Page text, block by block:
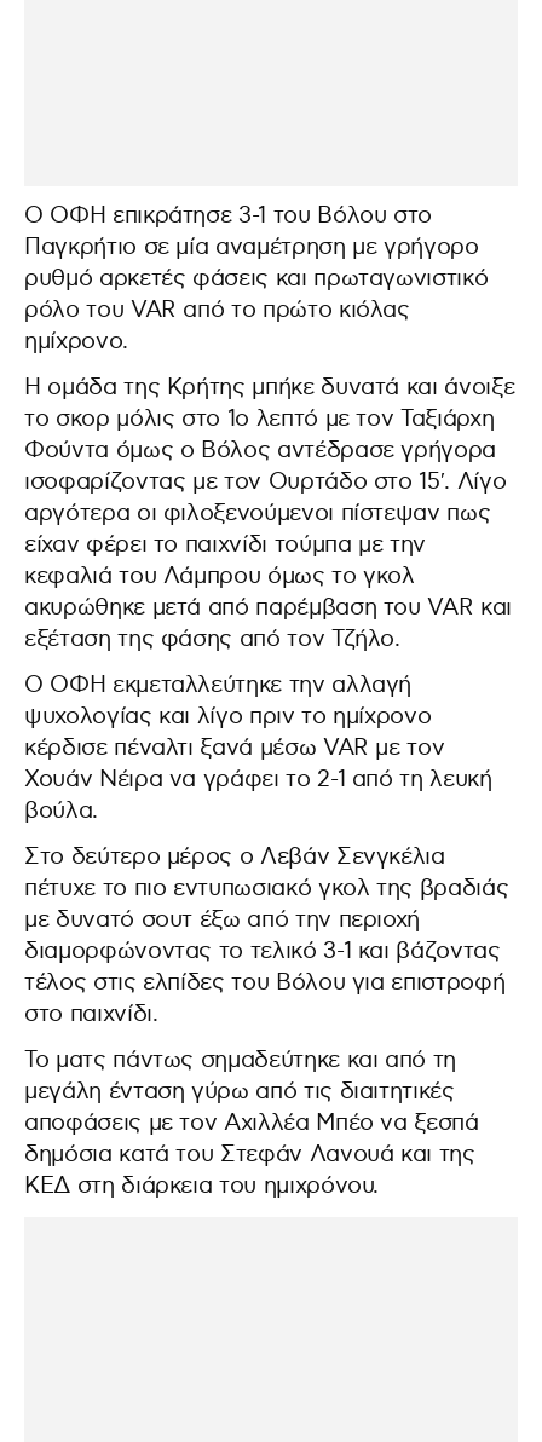
Ο ΟΦΗ επικράτησε 3-1 του Βόλου στο
Παγκρήτιο σε μία αναμέτρηση με γρήγορο
ρυθμό αρκετές φάσεις και πρωταγωνιστικό
ρόλο του VAR από το πρώτο κιόλας
ημίχρονο.
Η ομάδα της Κρήτης μπήκε δυνατά και άνοιξε
το σκορ μόλις στο 1ο λεπτό με τον Ταξιάρχη
Φούντα όμως ο Βόλος αντέδρασε γρήγορα
ισοφαρίζοντας με τον Ουρτάδο στο 15′. Λίγο
αργότερα οι φιλοξενούμενοι πίστεψαν πως
είχαν φέρει το παιχνίδι τούμπα με την
κεφαλιά του Λάμπρου όμως το γκολ
ακυρώθηκε μετά από παρέμβαση του VAR και
εξέταση της φάσης από τον Τζήλο.
Ο ΟΦΗ εκμεταλλεύτηκε την αλλαγή
ψυχολογίας και λίγο πριν το ημίχρονο
κέρδισε πέναλτι ξανά μέσω VAR με τον
Χουάν Νέιρα να γράφει το 2-1 από τη λευκή
βούλα.
Στο δεύτερο μέρος ο Λεβάν Σενγκέλια
πέτυχε το πιο εντυπωσιακό γκολ της βραδιάς
με δυνατό σουτ έξω από την περιοχή
διαμορφώνοντας το τελικό 3-1 και βάζοντας
τέλος στις ελπίδες του Βόλου για επιστροφή
στο παιχνίδι.
Το ματς πάντως σημαδεύτηκε και από τη
μεγάλη ένταση γύρω από τις διαιτητικές
αποφάσεις με τον Αχιλλέα Μπέο να ξεσπά
δημόσια κατά του Στεφάν Λανουά και της
ΚΕΔ στη διάρκεια του ημιχρόνου.